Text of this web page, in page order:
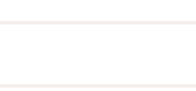
ども憲
ン外来